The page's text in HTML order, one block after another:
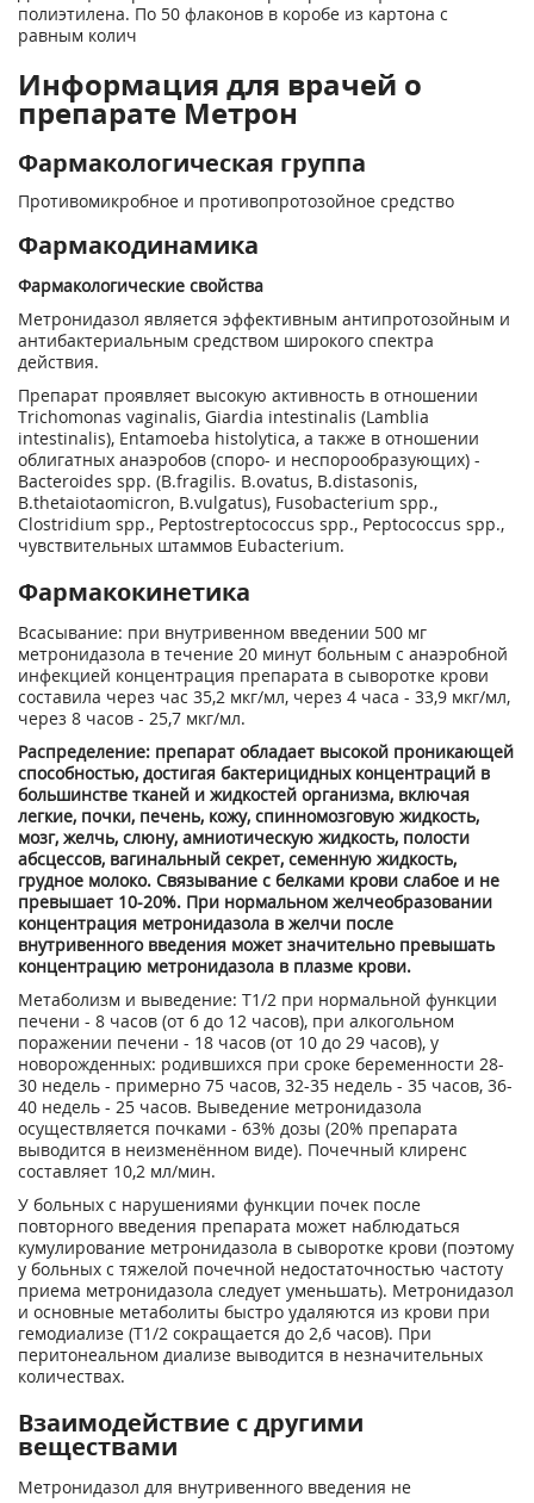
полиэтилена. По 50 флаконов в коробе из картона с
равным колич
Информация для врачей о
препарате Метрон
Фармакологическая группа
Противомикробное и противопротозойное средство
Фармакодинамика
Фармакологические свойства
Метронидазол является эффективным антипротозойным и
антибактериальным средством широкого спектра
действия.
Препарат проявляет высокую активность в отношении
Trichomonas vaginalis, Giardia intestinalis (Lamblia
intestinalis), Entamoeba histolytica, а также в отношении
облигатных анаэробов (споро- и неспорообразующих) -
Bacteroides spp. (B.fragilis. B.ovatus, B.distasonis,
B.thetaiotaomicron, B.vulgatus), Fusobacterium spp.,
Clostridium spp., Peptostreptococcus spp., Peptococcus spp.,
чувствительных штаммов Eubacterium.
Фармакокинетика
Всасывание: при внутривенном введении 500 мг
метронидазола в течение 20 минут больным с анаэробной
инфекцией концентрация препарата в сыворотке крови
составила через час 35,2 мкг/мл, через 4 часа - 33,9 мкг/мл,
через 8 часов - 25,7 мкг/мл.
Распределение: препарат обладает высокой проникающей
способностью, достигая бактерицидных концентраций в
большинстве тканей и жидкостей организма, включая
легкие, почки, печень, кожу, спинномозговую жидкость,
мозг, желчь, слюну, амниотическую жидкость, полости
абсцессов, вагинальный секрет, семенную жидкость,
грудное молоко. Связывание с белками крови слабое и не
превышает 10-20%. При нормальном желчеобразовании
концентрация метронидазола в желчи после
внутривенного введения может значительно превышать
концентрацию метронидазола в плазме крови.
Метаболизм и выведение: Т1/2 при нормальной функции
печени - 8 часов (от 6 до 12 часов), при алкогольном
поражении печени - 18 часов (от 10 до 29 часов), у
новорожденных: родившихся при сроке беременности 28-
30 недель - примерно 75 часов, 32-35 недель - 35 часов, 36-
40 недель - 25 часов. Выведение метронидазола
осуществляется почками - 63% дозы (20% препарата
выводится в неизменённом виде). Почечный клиренс
составляет 10,2 мл/мин.
У больных с нарушениями функции почек после
повторного введения препарата может наблюдаться
кумулирование метронидазола в сыворотке крови (поэтому
у больных с тяжелой почечной недостаточностью частоту
приема метронидазола следует уменьшать). Метронидазол
и основные метаболиты быстро удаляются из крови при
гемодиализе (Т1/2 сокращается до 2,6 часов). При
перитонеальном диализе выводится в незначительных
количествах.
Взаимодействие с другими
веществами
Метронидазол для внутривенного введения не